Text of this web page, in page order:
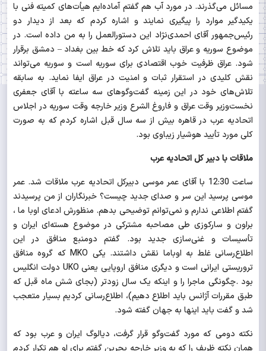
مسائل می‌گذرند. در مورد آب هم گفتم آماده‌ایم هیأت‌های کمیته فنی با
یکیدگیر موارد را پیگیری نمایند و اشاره کردم که بعد از دیدار دو
رئیس‌جمهور آقای احمدی‌نژاد این دستورالعمل را به من داده است. در
موضوع سوریه و عراق باید تلاش کرد که خط بین بغداد– دمشق برقرار
شود. عراق ظرفیت خوب اقتصادی برای سوریه است و سوریه می‌تواند
نقش کلیدی در استقرار ثبات و امنیت در عراق ایفا نماید. به سابقه
تلاش‌های خود در این زمینه گفت‌وگوهای سه ساعته با آقای جعفری
نخست‌وزیر وقت عراق و فاروغ الشرع وزیر خارجه وقت سوریه در اجلاس
اتحادیه عرب در قاهره بیش از سه سال قبل اشاره کردم که به صورت
کلی مورد تأیید هوشیار زیباوی بود.
ملاقات با دبیر کل اتحادیه عرب
ساعت 12:30 با آقای عمر موسی دبیرکل اتحادیه عرب ملاقات شد. عمر
موسی پرسید این سر و صدای جدید چیست؟ خبرنگاران از من پرسیدند
گفتم اطلاعی ندارم و نمی‌توانم توضیحی بدهم. منظورش ادعای اوبا ما ،
براون و سارکوزی طی مصاحبه مشترکی در موضوع هسته‌ای ایران و
تأسیسات و غنی‌سازی جدید بود. گفتم دومنبع منافق در این
اطلاع‌رسانی غلط به اوباما نقش داشتند. یکی MKOکه گروه منافق
تروریستی ایرانی است و دیگری منافق اروپایی یعنیUKO دولت انگلیس
بود .چگونگی ماجرا را و اینکه یک سال زودتر (بجای شش ماه قبل که
طبق مقررات آژانس باید اطلاع دهیم)، اطلاع‌رسانی کردیم بسیار متعجب
شد و گفت باید اینها به جهان گفته شود.
نکته دومی که مورد گفت‌وگو قرار گرفت، دیالوگ ایران و عرب بود که
همان نکته ظریف را که به وزیر خارجه بحرین گفتم برای او هم تکرار کردم